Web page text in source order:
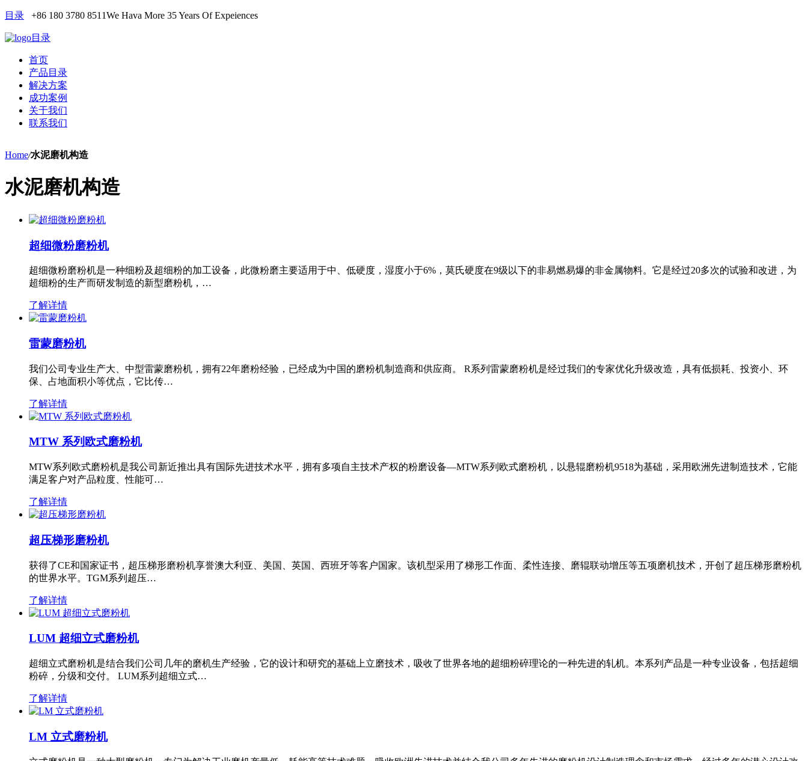
目录 +86 180 3780 8511We Hava More 35 Years Of Expeiences
目录
首页
产品目录
解决方案
成功案例
关于我们
联系我们
Home/水泥磨机构造
水泥磨机构造
超细微粉磨粉机
超细微粉磨粉机是一种细粉及超细粉的加工设备，此微粉磨主要适用于中、低硬度，湿度小于6%，莫氏硬度在9级以下的非易燃易爆的非金属物料。它是经过20多次的试验和改进，为
超细粉的生产而研发制造的新型磨粉机，…
了解详情
雷蒙磨粉机
我们公司专业生产大、中型雷蒙磨粉机，拥有22年磨粉经验，已经成为中国的磨粉机制造商和供应商。 R系列雷蒙磨粉机是经过我们的专家优化升级改造，具有低损耗、投资小、环
保、占地面积小等优点，它比传…
了解详情
MTW 系列欧式磨粉机
MTW系列欧式磨粉机是我公司新近推出具有国际先进技术水平，拥有多项自主技术产权的粉磨设备—MTW系列欧式磨粉机，以悬辊磨粉机9518为基础，采用欧洲先进制造技术，它能
满足客户对产品粒度、性能可…
了解详情
超压梯形磨粉机
获得了CE和国家证书，超压梯形磨粉机享誉澳大利亚、美国、英国、西班牙等客户国家。该机型采用了梯形工作面、柔性连接、磨辊联动增压等五项磨机技术，开创了超压梯形磨粉机
的世界水平。TGM系列超压…
了解详情
LUM 超细立式磨粉机
超细立式磨粉机是结合我们公司几年的磨机生产经验，它的设计和研究的基础上立磨技术，吸收了世界各地的超细粉碎理论的一种先进的轧机。本系列产品是一种专业设备，包括超细
粉碎，分级和交付。 LUM系列超细立式…
了解详情
LM 立式磨粉机